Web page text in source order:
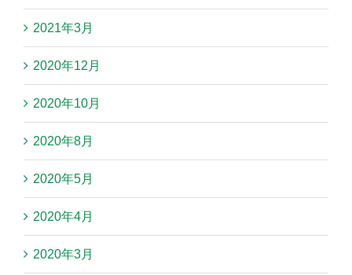
2021年3月
2020年12月
2020年10月
2020年8月
2020年5月
2020年4月
2020年3月